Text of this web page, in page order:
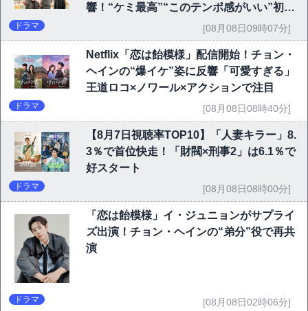
響！“ケミ最高”“このテンポ感がいい”初回
ドラマ [08月08日09時07分]
Netflix「恋は飴模様」配信開始！チョン・
ヘインの“爆イケ”姿に反響「可愛すぎる」
王道ロコ×ノワール×アクションで注目
ドラマ [08月08日08時40分]
【8月7日視聴率TOP10】「人妻キラー」8.
3％で首位快走！「財閥×刑事2」は6.1％で
好スタート
ドラマ [08月08日08時00分]
「恋は飴模様」イ・ジュニョンがサプライ
ズ出演！チョン・ヘインの“弟分”役で再共
演
ドラマ [08月08日02時06分]